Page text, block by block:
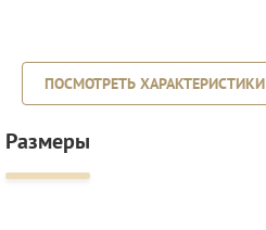
ПОСМОТРЕТЬ ХАРАКТЕРИСТИКИ
Размеры